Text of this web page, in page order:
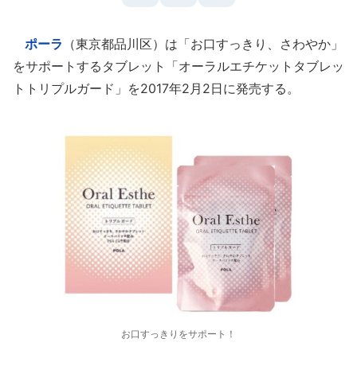
ポーラ （東京都品川区）は「お口すっきり、さわやか」
をサポートするタブレット「オーラルエチケットタブレッ
トトリプルガード」を2017年2月2日に発売する。
お口すっきりをサポート！